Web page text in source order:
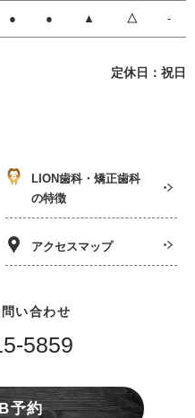
LION歯科・矯正歯科
の特徴
アクセスマップ
● ● ▲ △ -
定休日：祝日
い合わせ
5859
予約